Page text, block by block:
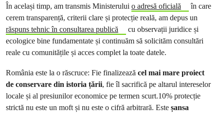
În același timp, am transmis Ministerului o adresă oficială
în care
cerem transparență, criterii clare și protecție reală, am depus un
răspuns tehnic în consultarea publică
cu observații juridice și
ecologice bine fundamentate și continuăm să solicităm consultări
reale cu comunitățile și acces complet la toate datele.
România este la o răscruce: Fie finalizează cel mai mare proiect
de conservare din istoria țării, fie îl sacrifică pe altarul intereselor
locale și al presiunilor economice pe termen scurt.10% protecție
strictă nu este un moft și nu este o cifră arbitrară. Este șansa